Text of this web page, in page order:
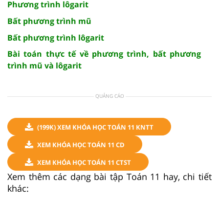
Phương trình lôgarit
Bất phương trình mũ
Bất phương trình lôgarit
Bài toán thực tế về phương trình, bất phương
trình mũ và lôgarit
QUẢNG CÁO
(199K) XEM KHÓA HỌC TOÁN 11 KNTT
XEM KHÓA HỌC TOÁN 11 CD
XEM KHÓA HỌC TOÁN 11 CTST
Xem thêm các dạng bài tập Toán 11 hay, chi tiết
khác: